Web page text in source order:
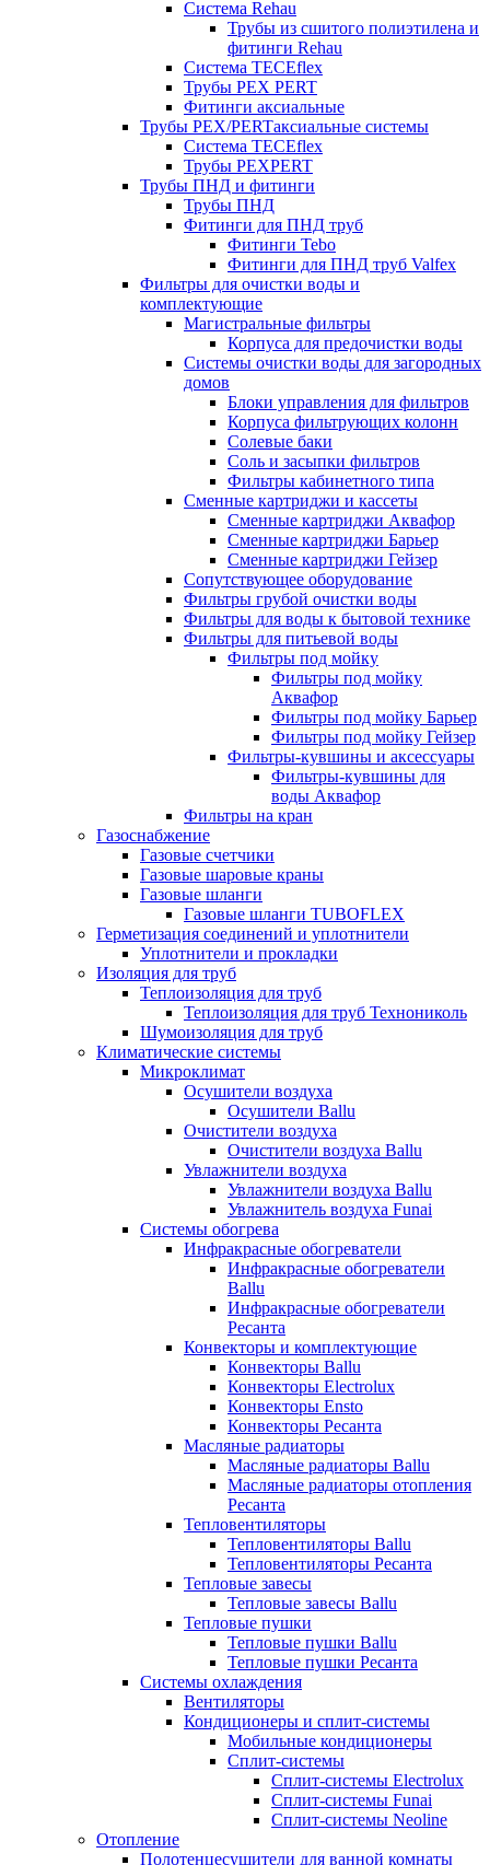
Система Rehau
Трубы из сшитого полиэтилена и
фитинги Rehau
Система TECEflex
Трубы PEX PERT
Фитинги аксиальные
Трубы PEX/PERTаксиальные системы
Система TECEflex
Трубы PEXPERT
Трубы ПНД и фитинги
Трубы ПНД
Фитинги для ПНД труб
Фитинги Tebo
Фитинги для ПНД труб Valfex
Фильтры для очистки воды и
комплектующие
Магистральные фильтры
Корпуса для предочистки воды
Системы очистки воды для загородных
домов
Блоки управления для фильтров
Корпуса фильтрующих колонн
Солевые баки
Соль и засыпки фильтров
Фильтры кабинетного типа
Сменные картриджи и кассеты
Сменные картриджи Аквафор
Сменные картриджи Барьер
Сменные картриджи Гейзер
Сопутствующее оборудование
Фильтры грубой очистки воды
Фильтры для воды к бытовой технике
Фильтры для питьевой воды
Фильтры под мойку
Фильтры под мойку
Аквафор
Фильтры под мойку Барьер
Фильтры под мойку Гейзер
Фильтры-кувшины и аксессуары
Фильтры-кувшины для
воды Аквафор
Фильтры на кран
Газоснабжение
Газовые счетчики
Газовые шаровые краны
Газовые шланги
Газовые шланги TUBOFLEX
Герметизация соединений и уплотнители
Уплотнители и прокладки
Изоляция для труб
Теплоизоляция для труб
Теплоизоляция для труб Технониколь
Шумоизоляция для труб
Климатические системы
Микроклимат
Осушители воздуха
Осушители Ballu
Очистители воздуха
Очистители воздуха Ballu
Увлажнители воздуха
Увлажнители воздуха Ballu
Увлажнитель воздуха Funai
Системы обогрева
Инфракрасные обогреватели
Инфракрасные обогреватели
Ballu
Инфракрасные обогреватели
Ресанта
Конвекторы и комплектующие
Конвекторы Ballu
Конвекторы Electrolux
Конвекторы Ensto
Конвекторы Ресанта
Масляные радиаторы
Масляные радиаторы Ballu
Масляные радиаторы отопления
Ресанта
Тепловентиляторы
Тепловентиляторы Ballu
Тепловентиляторы Ресанта
Тепловые завесы
Тепловые завесы Ballu
Тепловые пушки
Тепловые пушки Ballu
Тепловые пушки Ресанта
Системы охлаждения
Вентиляторы
Кондиционеры и сплит-системы
Мобильные кондиционеры
Сплит-системы
Сплит-системы Electrolux
Сплит-системы Funai
Сплит-системы Neoline
Отопление
Полотенцесушители для ванной комнаты